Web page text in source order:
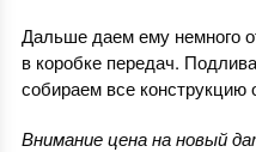
Дальше даем ему немного
в коробке передач.
собираем все конструкцию
Внимание цена на новый